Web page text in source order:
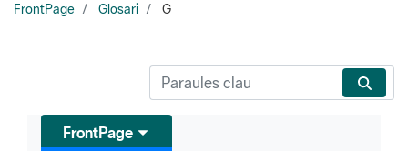
FrontPage Glosari G
FrontPage